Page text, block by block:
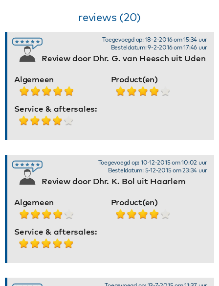
reviews (20)
Review door Dhr. G. van Heesch uit Uden
Toegevoegd op: 18-2-2016 om 15:34 uur
Besteldatum: 9-2-2016 om 17:46 uur
Algemeen Product(en)
Service & aftersales:
Review door Dhr. K. Bol uit Haarlem
Toegevoegd op: 10-12-2015 om 10:02 uur
Besteldatum: 5-12-2015 om 23:34 uur
Algemeen Product(en)
Service & aftersales: